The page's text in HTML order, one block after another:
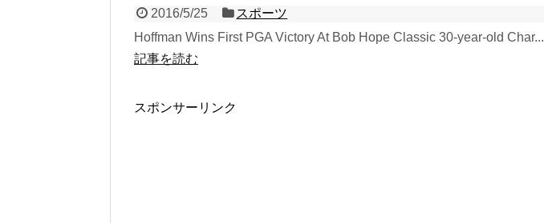
2016/5/25
スポーツ
Hoffman Wins First PGA Victory At Bob Hope Classic 30-year-old Char...
記事を読む
スポンサーリンク